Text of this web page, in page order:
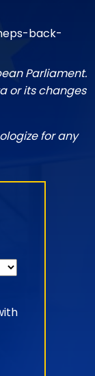
back-
Parliament.
or its changes
for any